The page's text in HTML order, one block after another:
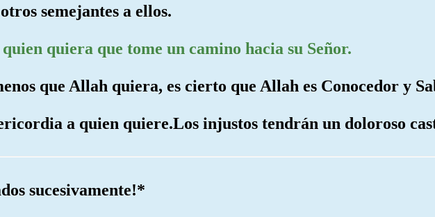
semejantes a ellos.
quiera que tome un camino hacia su Señor.
que Allah quiera, es cierto que Allah es Conocedor y
a quien quiere.Los injustos tendrán un doloroso
sucesivamente!*